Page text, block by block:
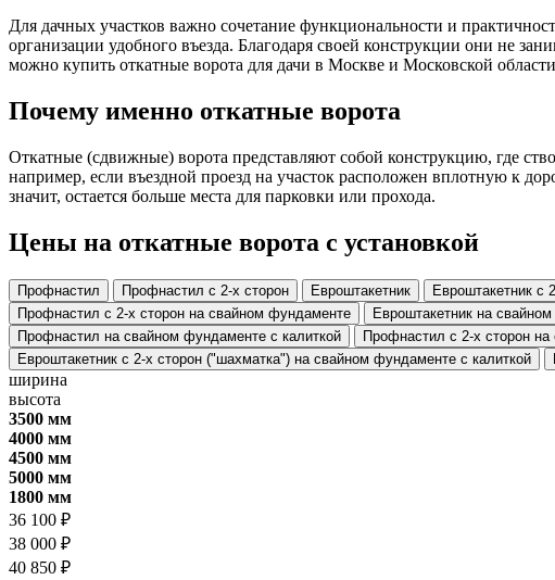
Для дачных участков важно сочетание функциональности и
организации удобного въезда. Благодаря своей конструкции они не
можно купить откатные ворота для дачи в Москве и Московской
Почему именно откатные ворота
Откатные (сдвижные) ворота представляют собой конструкцию, где
например, если въездной проезд на участок расположен вплотную к
значит, остается больше места для парковки или прохода.
Цены на откатные ворота с установкой
Профнастил Профнастил с 2-х сторон Евроштакетник Евроштакетник с
Профнастил с 2-х сторон на свайном фундаменте
Евроштакетник на
Профнастил на свайном фундаменте с калиткой
Профнастил с 2-х сторон
Евроштакетник с 2-х сторон ("шахматка") на свайном фундаменте с калиткой
ширина
высота
3500 мм
4000 мм
4500 мм
5000 мм
1800 мм
36 100 ₽
38 000 ₽
40 850 ₽